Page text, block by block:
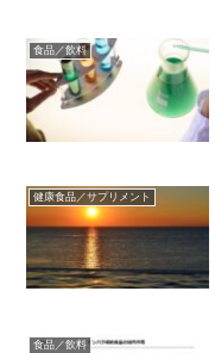
食品／飲料
健康食品／サプリメント
食品／飲料